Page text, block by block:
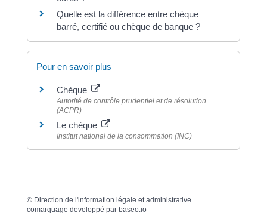
Quelle est la différence entre chèque
barré, certifié ou chèque de banque ?
Pour en savoir plus
Chèque
Autorité de contrôle prudentiel et de résolution
(ACPR)
Le chèque
Institut national de la consommation (INC)
© Direction de l'information légale et administrative
comarquage developpé par baseo.io